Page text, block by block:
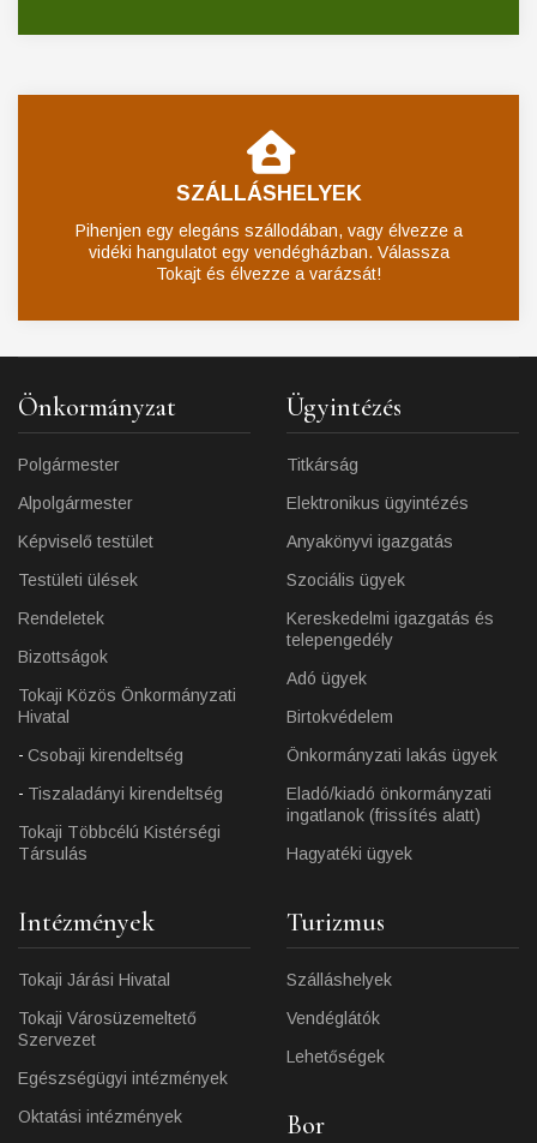
SZÁLLÁSHELYEK
Pihenjen egy elegáns szállodában, vagy élvezze a
vidéki hangulatot egy vendégházban. Válassza
Tokajt és élvezze a varázsát!
Önkormányzat
Polgármester
Alpolgármester
Képviselő testület
Testületi ülések
Rendeletek
Bizottságok
Tokaji Közös Önkormányzati
Hivatal
Csobaji kirendeltség
Tiszaladányi kirendeltség
Tokaji Többcélú Kistérségi
Társulás
Ügyintézés
Titkárság
Elektronikus ügyintézés
Anyakönyvi igazgatás
Szociális ügyek
Kereskedelmi igazgatás és
telepengedély
Adó ügyek
Birtokvédelem
Önkormányzati lakás ügyek
Eladó/kiadó önkormányzati
ingatlanok (frissítés alatt)
Hagyatéki ügyek
Intézmények
Tokaji Járási Hivatal
Tokaji Városüzemeltető
Szervezet
Egészségügyi intézmények
Oktatási intézmények
Turizmus
Szálláshelyek
Vendéglátók
Lehetőségek
Bor